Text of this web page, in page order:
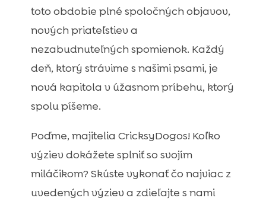
toto obdobie plné spoločných objavov,
nových priateľstiev a
nezabudnuteľných spomienok. Každý
deň, ktorý strávime s našimi psami, je
nová kapitola v úžasnom príbehu, ktorý
spolu píšeme.
Poďme, majitelia CricksyDogos! Koľko
výziev dokážete splniť so svojím
miláčikom? Skúste vykonať čo najviac z
uvedených výziev a zdieľajte s nami